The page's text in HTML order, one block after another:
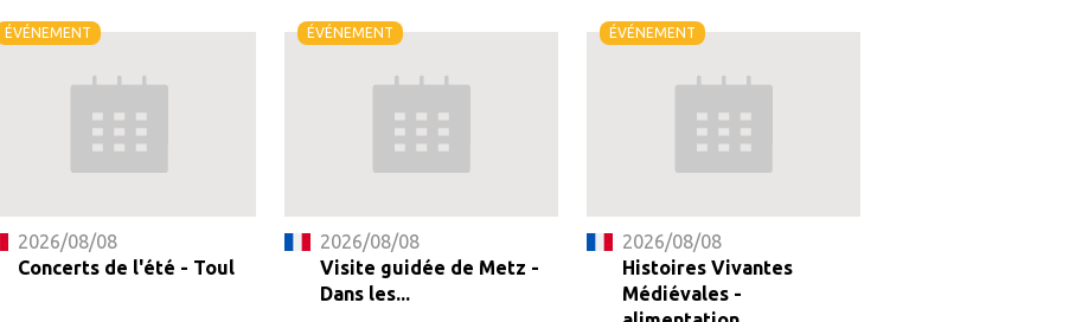
ÉVÉNEMENT
2026/08/08
Concerts de l'été - Toul
ÉVÉNEMENT
2026/08/08
Visite guidée de Metz -
Dans les...
ÉVÉNEMENT
2026/08/08
Histoires Vivantes
Médiévales -